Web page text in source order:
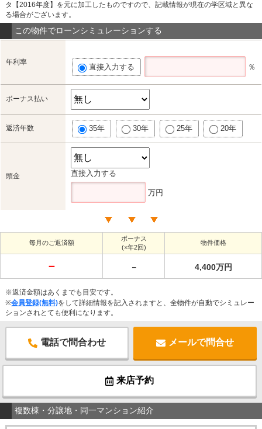
タ【2016年度】を元に加工したものですので、記載情報が現在の学区域と異な
る場合がございます。
この物件でローンシミュレーションする
年利率
直接入力する ％
ボーナス払い
返済年数 35年 30年 25年 20年
頭金 直接入力する
万円
毎月のご返済額
ボーナス
(×年2回)
物件価格
－ － 4,400万円
※返済金額はあくまでも目安です。
※会員登録(無料)をして詳細情報を記入されますと、全物件が自動でシミュレー
ションされとても便利になります。
電話で問合わせ メールで問合せ
来店予約
複数棟・分譲地・同一マンション紹介